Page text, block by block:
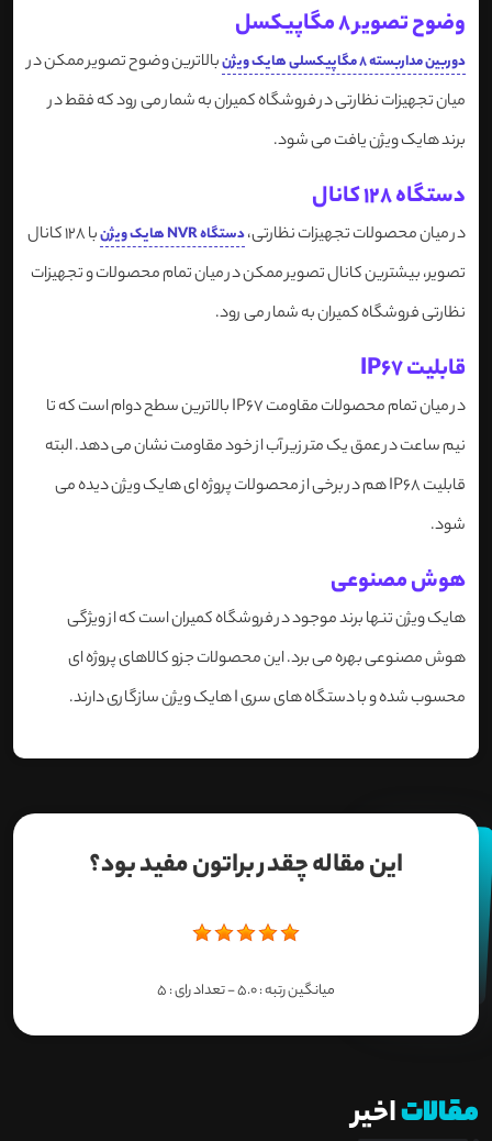
وضوح تصویر 8 مگاپیکسل
دوربین مداربسته 8 مگاپیکسلی هایک ویژن
بالاترین وضوح تصویر ممکن در
میان تجهیزات نظارتی در فروشگاه کمیران به شمار می رود که فقط در
برند هایک ویژن یافت می شود.
دستگاه 128 کانال
در میان محصولات تجهیزات نظارتی،دستگاه NVR هایک ویژن
با 128 کانال
تصویر، بیشترین کانال تصویر ممکن در میان تمام محصولات و تجهیزات
نظارتی فروشگاه کمیران به شمار می رود.
قابلیت IP67
در میان تمام محصولات مقاومت IP67 بالاترین سطح دوام است که تا
نیم ساعت در عمق یک متر زیر آب از خود مقاومت نشان می دهد. البته
قابلیت IP68 هم در برخی از محصولات پروژه ای هایک ویژن دیده می
شود.
هوش مصنوعی
هایک ویژن تنها برند موجود در فروشگاه کمیران است که از ویژگی
هوش مصنوعی بهره می برد. این محصولات جزو کالاهای پروژه ای
محسوب شده و با دستگاه های سری I هایک ویژن سازگاری دارند.
این مقاله چقدر براتون مفید بود؟
میانگین رتبه :5.0- تعداد رای :5
مقالاتاخیر